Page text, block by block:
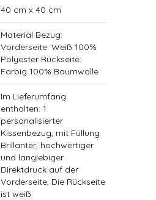
40 cm x 40 cm
Material Bezug:
Vorderseite: Weiß 100%
Polyester Rückseite:
Farbig 100% Baumwolle
Im Lieferumfang
enthalten: 1
personalisierter
Kissenbezug, mit Füllung
Brillanter, hochwertiger
und langlebiger
Direktdruck auf der
Vorderseite, Die Rückseite
ist weiß